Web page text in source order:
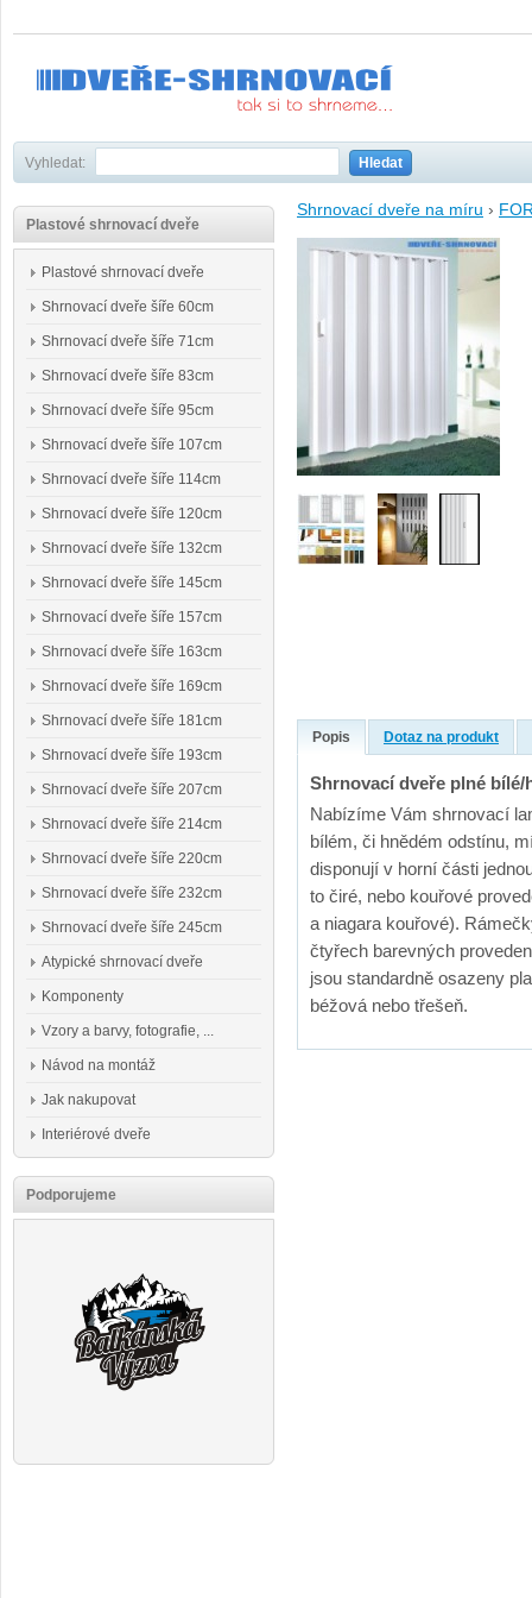
Vyhledat: Hledat
Shrnovací dveře na míru ›
Popis Dotaz na produkt
Shrnovací dveře plné bílé/
Nabízíme Vám shrnovací
bílém, či hnědém odstínu,
disponují v horní části
to čiré, nebo kouřové
a niagara kouřové).
čtyřech barevných
jsou standardně osazeny
béžová nebo třešeň.
Plastové shrnovací dveře
Plastové shrnovací dveře
Shrnovací dveře šíře 60cm
Shrnovací dveře šíře 71cm
Shrnovací dveře šíře 83cm
Shrnovací dveře šíře 95cm
Shrnovací dveře šíře 107cm
Shrnovací dveře šíře 114cm
Shrnovací dveře šíře 120cm
Shrnovací dveře šíře 132cm
Shrnovací dveře šíře 145cm
Shrnovací dveře šíře 157cm
Shrnovací dveře šíře 163cm
Shrnovací dveře šíře 169cm
Shrnovací dveře šíře 181cm
Shrnovací dveře šíře 193cm
Shrnovací dveře šíře 207cm
Shrnovací dveře šíře 214cm
Shrnovací dveře šíře 220cm
Shrnovací dveře šíře 232cm
Shrnovací dveře šíře 245cm
Atypické shrnovací dveře
Komponenty
Vzory a barvy, fotografie, ...
Návod na montáž
Jak nakupovat
Interiérové dveře
Podporujeme